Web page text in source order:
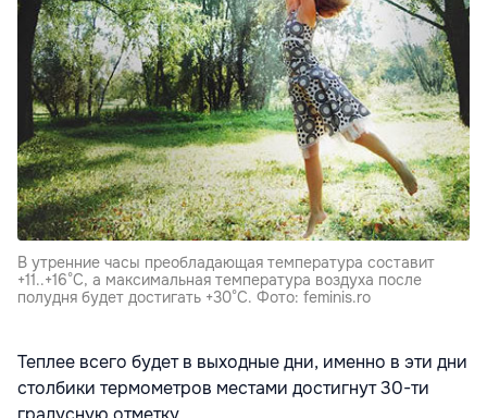
В утренние часы преобладающая температура составит
+11..+16°С, а максимальная температура воздуха после
полудня будет достигать +30°С. Фото: feminis.ro
Теплее всего будет в выходные дни, именно в эти дни
столбики термометров местами достигнут 30-ти